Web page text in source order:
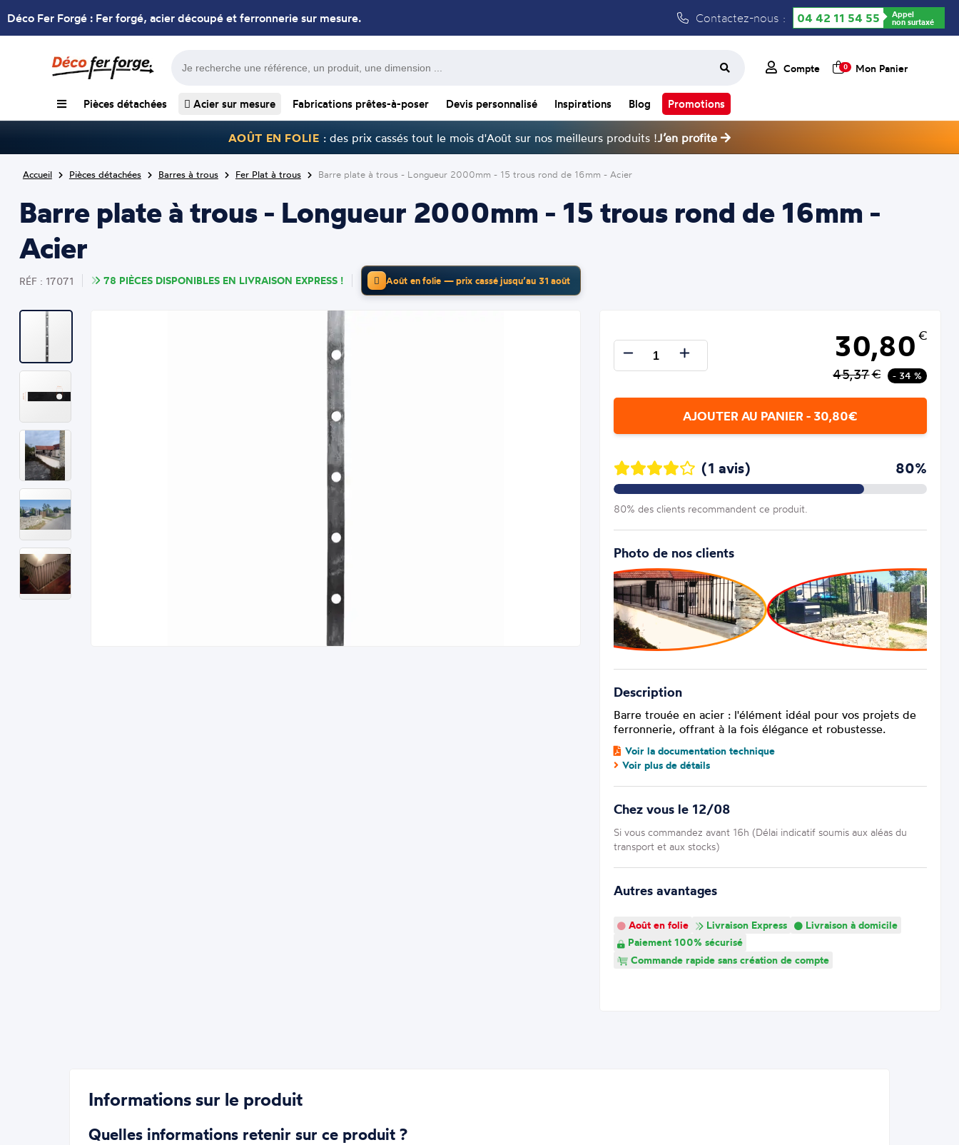
Déco Fer Forgé : Fer forgé, acier découpé et ferronnerie sur mesure. Contactez-nous : 04 42 11 54 55 Appel
non surtaxé
Compte 0 Mon Panier
Pièces détachées Acier sur mesure Fabrications prêtes-à-poser Devis personnalisé Inspirations Blog Promotions
AOÛT EN FOLIE : des prix cassés tout le mois d'Août sur nos meilleurs produits !J’en profite
Accueil Pièces détachées Barres à trous Fer Plat à trous Barre plate à trous - Longueur 2000mm - 15 trous rond de 16mm - Acier
Barre plate à trous - Longueur 2000mm - 15 trous rond de 16mm -
Acier
RÉF : 17071 78 PIÈCES DISPONIBLES EN LIVRAISON EXPRESS ! Août en folie — prix cassé jusqu’au 31 août
30,80 €
45,37€ - 34 %
AJOUTER AU PANIER - 30,80€
(1 avis) 80%
80% des clients recommandent ce produit.
Photo de nos clients
Description
Barre trouée en acier : l'élément idéal pour vos projets de
ferronnerie, offrant à la fois élégance et robustesse.
Voir la documentation technique
Voir plus de détails
Chez vous le 12/08
Si vous commandez avant 16h (Délai indicatif soumis aux aléas du
transport et aux stocks)
Autres avantages
Août en folie Livraison Express
Livraison à domicile
Paiement 100% sécurisé
Commande rapide sans création de compte
Informations sur le produit
Quelles informations retenir sur ce produit ?